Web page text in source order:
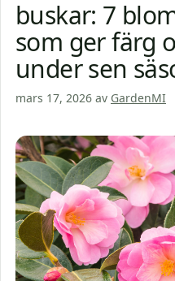
buskar: 7
som ger färg
under sen
mars 17, 2026 av GardenMI